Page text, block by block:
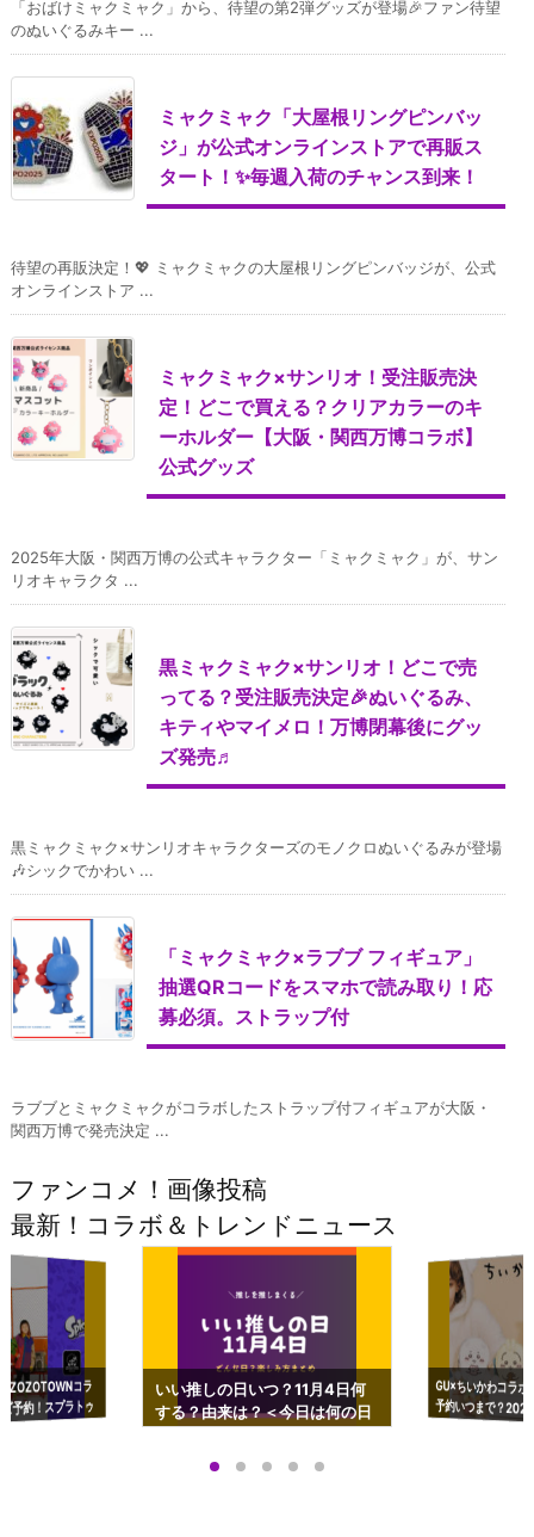
「おばけミャクミャク」から、待望の第2弾グッズが登場🎉ファン待望
のぬいぐるみキー ...
ミャクミャク「大屋根リングピンバッ
ジ」が公式オンラインストアで再販ス
タート！✨毎週入荷のチャンス到来！
待望の再販決定！💖 ミャクミャクの大屋根リングピンバッジが、公式
オンラインストア ...
ミャクミャク×サンリオ！受注販売決
定！どこで買える？クリアカラーのキ
ーホルダー【大阪・関西万博コラボ】
公式グッズ
2025年大阪・関西万博の公式キャラクター「ミャクミャク」が、サン
リオキャラクタ ...
黒ミャクミャク×サンリオ！どこで売
ってる？受注販売決定🎉ぬいぐるみ、
キティやマイメロ！万博閉幕後にグッ
ズ発売♬
黒ミャクミャク×サンリオキャラクターズのモノクロぬいぐるみが登場
🎶シックでかわい ...
「ミャクミャク×ラブブ フィギュア」
抽選QRコードをスマホで読み取り！応
募必須。ストラップ付
ラブブとミャクミャクがコラボしたストラップ付フィギュアが大阪・
関西万博で発売決定 ...
ファンコメ！画像投稿
最新！コラボ＆トレンドニュース
コラ
予約！スプラトゥ
ップも渋谷Hz
いい推しの日いつ？11月4日何
する？由来は？＜今日は何の日
＞
GU×ちいかわコラ
予約いつまで？
ーチやショルダー